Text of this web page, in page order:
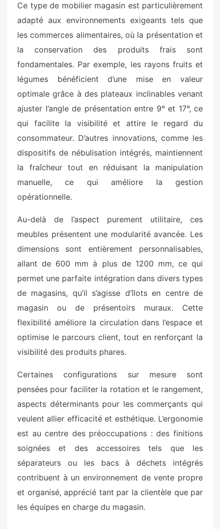
Ce type de mobilier magasin est particulièrement
adapté aux environnements exigeants tels que
les commerces alimentaires, où la présentation et
la conservation des produits frais sont
fondamentales. Par exemple, les rayons fruits et
légumes bénéficient d’une mise en valeur
optimale grâce à des plateaux inclinables venant
ajuster l’angle de présentation entre 9° et 17°, ce
qui facilite la visibilité et attire le regard du
consommateur. D’autres innovations, comme les
dispositifs de nébulisation intégrés, maintiennent
la fraîcheur tout en réduisant la manipulation
manuelle, ce qui améliore la gestion
opérationnelle.
Au-delà de l’aspect purement utilitaire, ces
meubles présentent une modularité avancée. Les
dimensions sont entièrement personnalisables,
allant de 600 mm à plus de 1200 mm, ce qui
permet une parfaite intégration dans divers types
de magasins, qu’il s’agisse d’îlots en centre de
magasin ou de présentoirs muraux. Cette
flexibilité améliore la circulation dans l’espace et
optimise le parcours client, tout en renforçant la
visibilité des produits phares.
Certaines configurations sur mesure sont
pensées pour faciliter la rotation et le rangement,
aspects déterminants pour les commerçants qui
veulent allier efficacité et esthétique. L’ergonomie
est au centre des préoccupations : des finitions
soignées et des accessoires tels que les
séparateurs ou les bacs à déchets intégrés
contribuent à un environnement de vente propre
et organisé, apprécié tant par la clientèle que par
les équipes en charge du magasin.